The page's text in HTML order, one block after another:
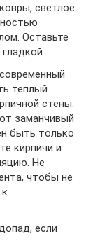
светлое
Оставьте
теплый
стены.
заманчивый
быть только
кирпичи и
Не
чтобы не
если